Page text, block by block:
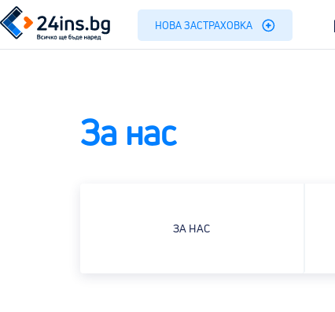
НОВА ЗАСТРАХОВКА
За нас
ЗА НАС